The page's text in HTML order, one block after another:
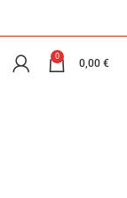
0
0,00 €